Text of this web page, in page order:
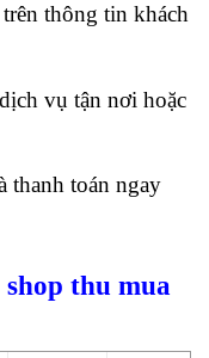
thông tin khách
vụ tận nơi hoặc
thanh toán ngay
thu mua